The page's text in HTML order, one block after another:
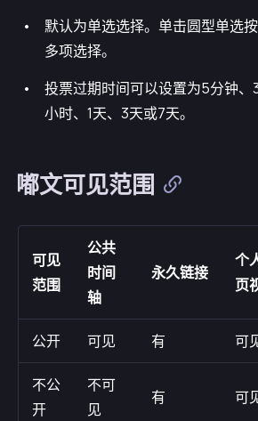
默认为单选选择。单击圆型单选
多项选择。
投票过期时间可以设置为5分钟、
小时、1天、3天或7天。
嘟文可见范围
可见
范围
公共
时间
轴
永久链接
个
页
公开 可见 有 可
不公
开
不可
见
有 可